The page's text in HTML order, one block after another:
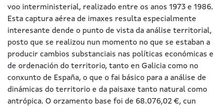
voo interministerial, realizado entre os anos 1973 e 1986.
Esta captura aérea de imaxes resulta especialmente
interesante dende o punto de vista da análise territorial,
posto que se realizou nun momento no que se estaban a
producir cambios substanciais nas políticas económicas e
de ordenación do territorio, tanto en Galicia como no
conxunto de España, o que o fai básico para a análise de
dinámicas do territorio e da paisaxe tanto natural como
antrópica. O orzamento base foi de 68.076,02 €, cun